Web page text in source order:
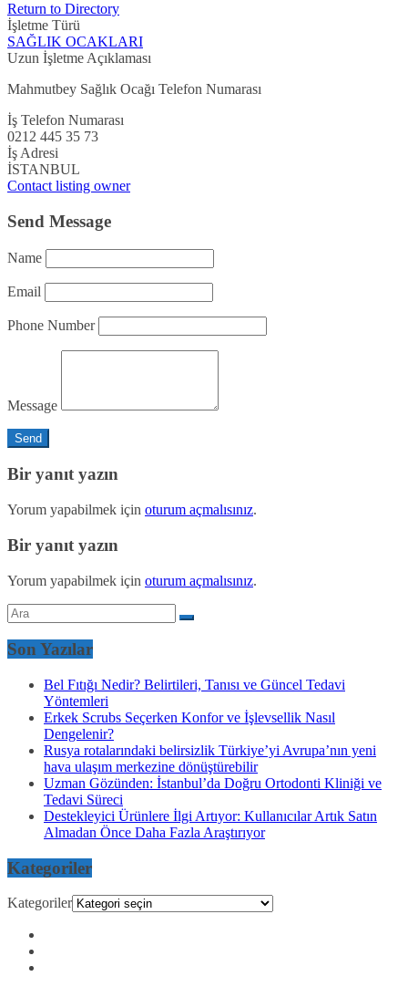
Return to Directory
İşletme Türü
SAĞLIK OCAKLARI
Uzun İşletme Açıklaması
Mahmutbey Sağlık Ocağı Telefon Numarası
İş Telefon Numarası
0212 445 35 73
İş Adresi
İSTANBUL
Contact listing owner
Send Message
Name
Email
Phone Number
Message
Bir yanıt yazın
Yorum yapabilmek için oturum açmalısınız.
Bir yanıt yazın
Yorum yapabilmek için oturum açmalısınız.
Son Yazılar
Bel Fıtığı Nedir? Belirtileri, Tanısı ve Güncel Tedavi
Yöntemleri
Erkek Scrubs Seçerken Konfor ve İşlevsellik Nasıl
Dengelenir?
Rusya rotalarındaki belirsizlik Türkiye’yi Avrupa’nın yeni
hava ulaşım merkezine dönüştürebilir
Uzman Gözünden: İstanbul’da Doğru Ortodonti Kliniği ve
Tedavi Süreci
Destekleyici Ürünlere İlgi Artıyor: Kullanıcılar Artık Satın
Almadan Önce Daha Fazla Araştırıyor
Kategoriler
Kategoriler